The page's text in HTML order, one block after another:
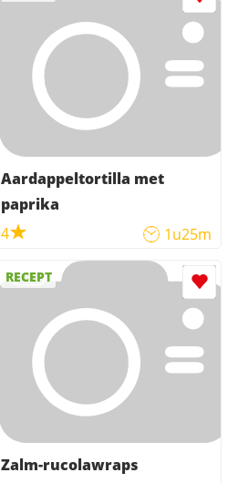
Aardappeltortilla met
paprika
4
1u25m
RECEPT
Zalm-rucolawraps